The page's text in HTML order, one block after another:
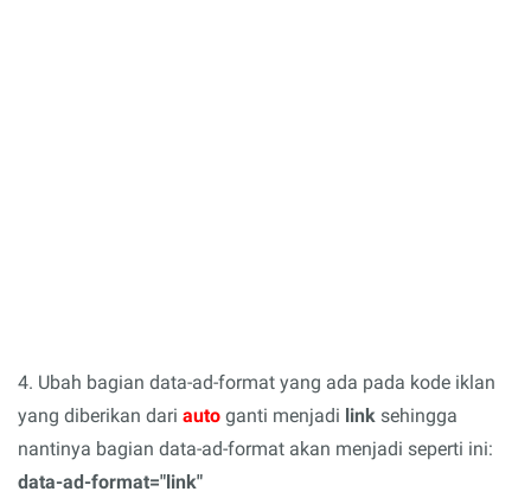
4. Ubah bagian data-ad-format yang ada pada kode iklan
yang diberikan dari auto ganti menjadi link sehingga
nantinya bagian data-ad-format akan menjadi seperti ini:
data-ad-format="link"